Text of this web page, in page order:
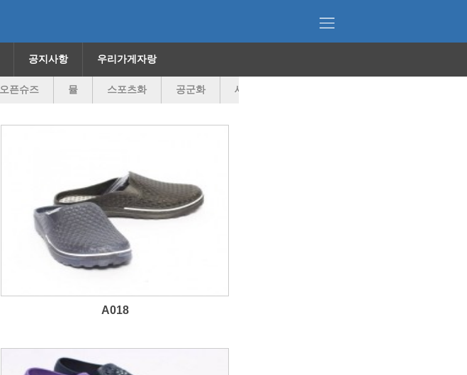
공지사항 우리가게자랑
오픈슈즈 뮬 스포츠화 공군화 세일상품
A018